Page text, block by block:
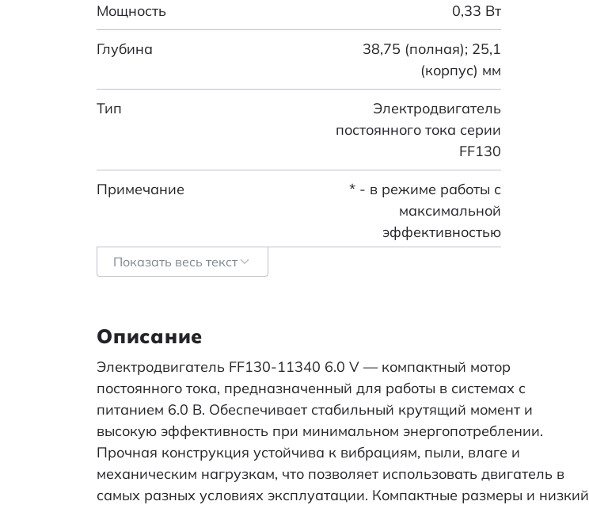
Мощность 0,33 Вт
Глубина
38,75 (полная); 25,1
(корпус) мм
Тип
Электродвигатель
постоянного тока серии
FF130
Примечание
* - в режиме работы с
максимальной
эффективностью
Диапазон рабочего напряжения
Номинальное напряжение, В
Высота (мм) 15,4
Диаметр корпуса, мм 20,4
Глубина (мм)
38,75 (полная); 25,1
(корпус)
Показать весь текст
Описание
Электродвигатель FF130-11340 6.0 V — компактный мотор
постоянного тока, предназначенный для работы в системах с
питанием 6.0 В. Обеспечивает стабильный крутящий момент и
высокую эффективность при минимальном энергопотреблении.
Прочная конструкция устойчива к вибрациям, пыли, влаге и
механическим нагрузкам, что позволяет использовать двигатель в
самых разных условиях эксплуатации. Компактные размеры и низкий